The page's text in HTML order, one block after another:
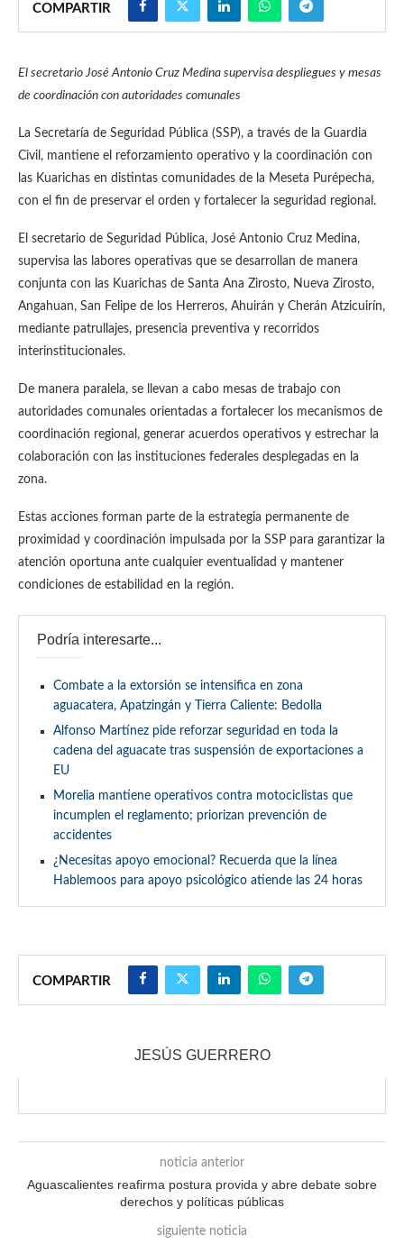
COMPARTIR
El secretario José Antonio Cruz Medina supervisa despliegues y mesas
de coordinación con autoridades comunales
La Secretaría de Seguridad Pública (SSP), a través de la Guardia
Civil, mantiene el reforzamiento operativo y la coordinación con
las Kuarichas en distintas comunidades de la Meseta Purépecha,
con el fin de preservar el orden y fortalecer la seguridad regional.
El secretario de Seguridad Pública, José Antonio Cruz Medina,
supervisa las labores operativas que se desarrollan de manera
conjunta con las Kuarichas de Santa Ana Zirosto, Nueva Zirosto,
Angahuan, San Felipe de los Herreros, Ahuirán y Cherán Atzicuirín,
mediante patrullajes, presencia preventiva y recorridos
interinstitucionales.
De manera paralela, se llevan a cabo mesas de trabajo con
autoridades comunales orientadas a fortalecer los mecanismos de
coordinación regional, generar acuerdos operativos y estrechar la
colaboración con las instituciones federales desplegadas en la
zona.
Estas acciones forman parte de la estrategia permanente de
proximidad y coordinación impulsada por la SSP para garantizar la
atención oportuna ante cualquier eventualidad y mantener
condiciones de estabilidad en la región.
Podría interesarte...
Combate a la extorsión se intensifica en zona
aguacatera, Apatzingán y Tierra Caliente: Bedolla
Alfonso Martínez pide reforzar seguridad en toda la
cadena del aguacate tras suspensión de exportaciones a
EU
Morelia mantiene operativos contra motociclistas que
incumplen el reglamento; priorizan prevención de
accidentes
¿Necesitas apoyo emocional? Recuerda que la línea
Hablemoos para apoyo psicológico atiende las 24 horas
COMPARTIR
JESÚS GUERRERO
noticia anterior
Aguascalientes reafirma postura provida y abre debate sobre
derechos y políticas públicas
siguiente noticia